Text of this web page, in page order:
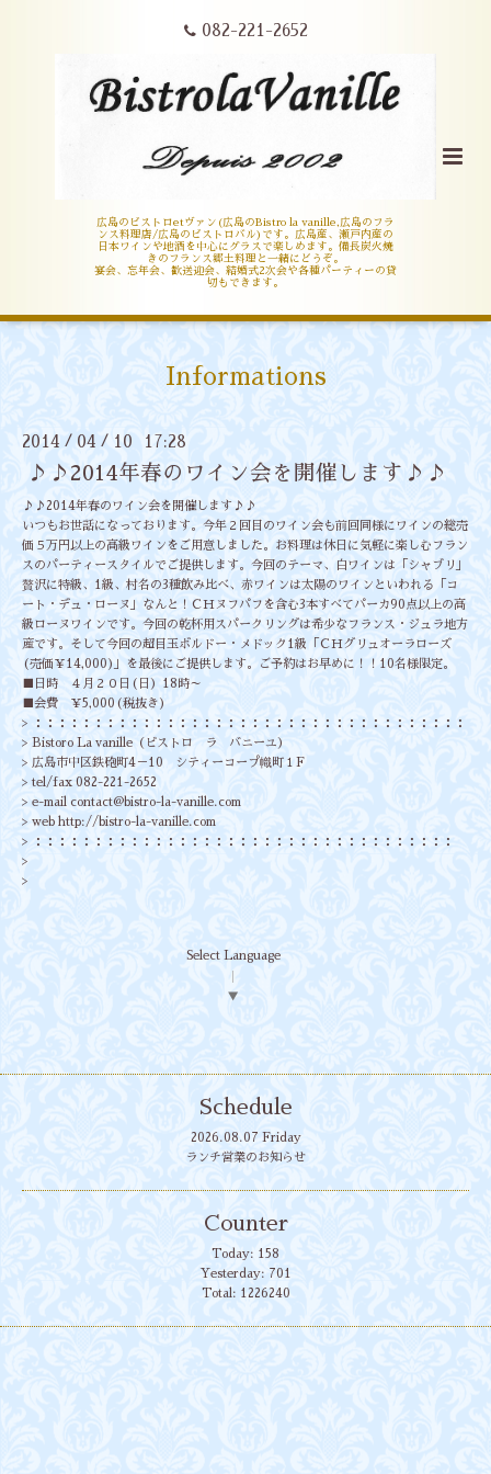
082-221-2652
広島のビストロetヴァン(広島のBistro la vanille,広島のフラ
ンス料理店/広島のビストロバル)です。広島産、瀬戸内産の
日本ワインや地酒を中心にグラスで楽しめます。備長炭火焼
きのフランス郷土料理と一緒にどうぞ。
宴会、忘年会、歓送迎会、結婚式2次会や各種パーティーの貸
切もできます。
Informations
2014 / 04 / 10 17:28
♪♪2014年春のワイン会を開催します♪♪
♪♪2014年春のワイン会を開催します♪♪
いつもお世話になっております。今年２回目のワイン会も前回同様にワインの総売
価５万円以上の高級ワインをご用意しました。お料理は休日に気軽に楽しむフラン
スのパーティースタイルでご提供します。今回のテーマ、白ワインは「シャブリ」
贅沢に特級、1級、村名の3種飲み比べ、赤ワインは太陽のワインといわれる「コ
ート・デュ・ローヌ」なんと！ＣＨヌフパフを含む3本すべてパーカ90点以上の高
級ローヌワインです。今回の乾杯用スパークリングは希少なフランス・ジュラ地方
産です。そして今回の超目玉ボルドー・メドック1級「ＣＨグリュオーラローズ
(売価￥14,000)」を最後にご提供します。ご予約はお早めに！！10名様限定。
■日時 ４月２０日(日）18時～
■会費 ￥5,000(税抜き)
> ：：：：：：：：：：：：：：：：：：：：：：：：：：：：：：：：：：：：
> Bistoro La vanille（ビストロ ラ バニーユ）
> 広島市中区鉄砲町4－10 シティーコープ幟町１F
> tel/fax 082-221-2652
> e-mail contact@bistro-la-vanille.com
> web http://bistro-la-vanille.com
> ：：：：：：：：：：：：：：：：：：：：：：：：：：：：：：：：：：：
>
>
Select Language
▼
Schedule
2026.08.07 Friday
ランチ営業のお知らせ
Counter
Today: 158
Yesterday: 701
Total: 1226240